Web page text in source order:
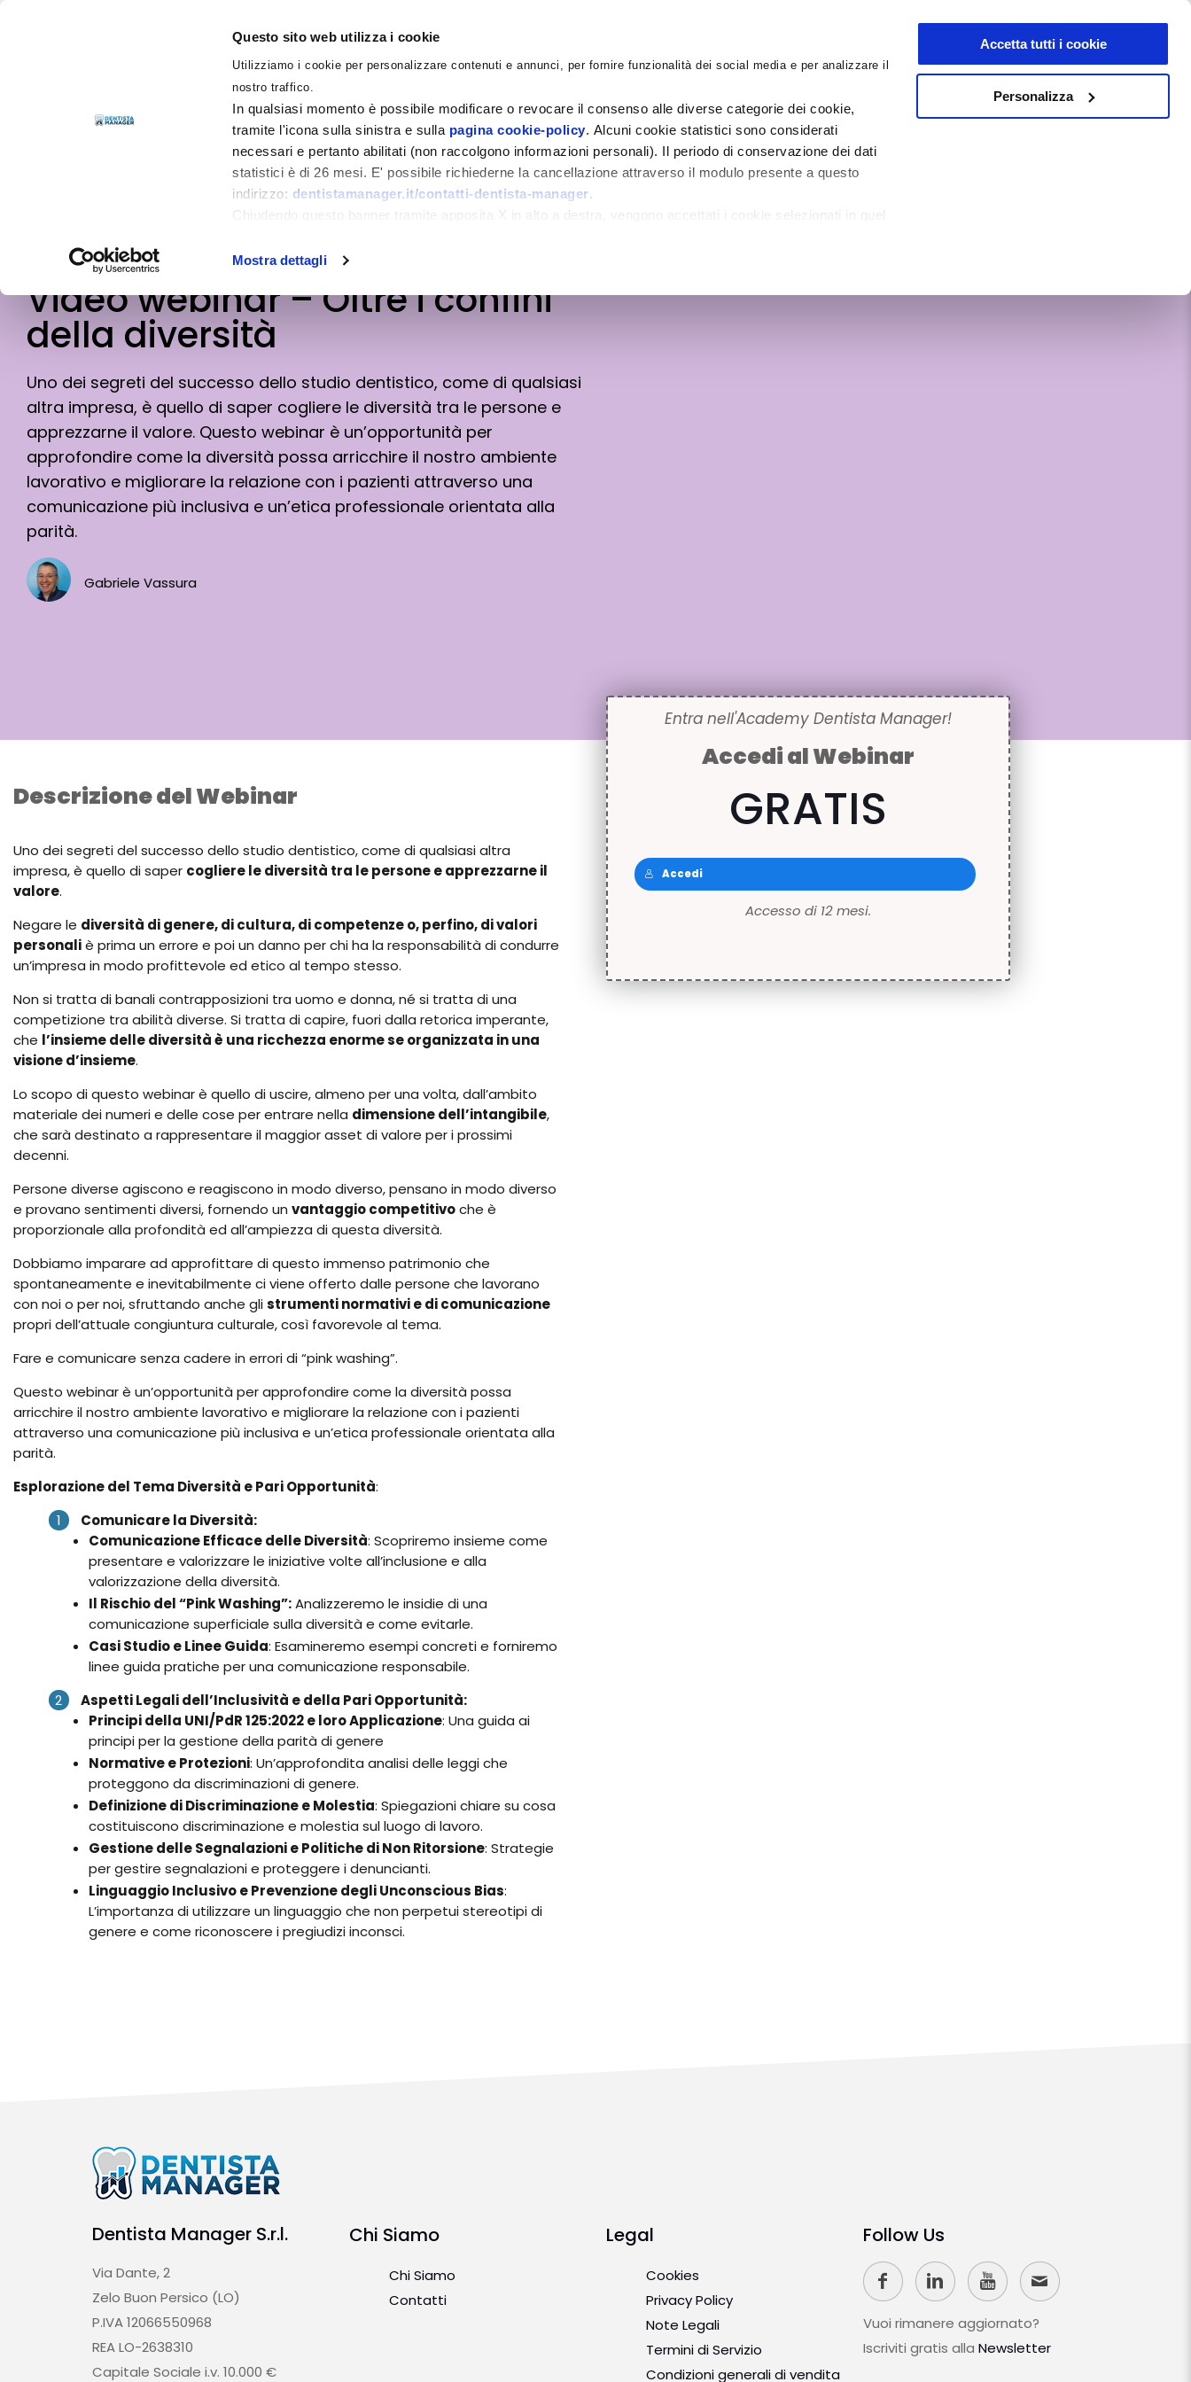
Questo sito web utilizza i cookie
Utilizziamo i cookie per personalizzare contenuti e annunci, per fornire funzionalità dei social media e per analizzare il
nostro traffico.
In qualsiasi momento è possibile modificare o revocare il consenso alle diverse categorie dei cookie,
tramite l'icona sulla sinistra e sulla pagina cookie-policy. Alcuni cookie statistici sono considerati
necessari e pertanto abilitati (non raccolgono informazioni personali). Il periodo di conservazione dei dati
statistici è di 26 mesi. E' possibile richiederne la cancellazione attraverso il modulo presente a questo
indirizzo: dentistamanager.it/contatti-dentista-manager.
Chiudendo questo banner tramite apposita X in alto a destra, vengono accettati i cookie selezionati in quel
Mostra dettagli
Accetta tutti i cookie
Personalizza
LIBRI CORSI ACADEMY CONSULENZE BLOG DOCUMENTI
0 0
Video webinar – Oltre i confini
della diversità
Uno dei segreti del successo dello studio dentistico, come di qualsiasi
altra impresa, è quello di saper cogliere le diversità tra le persone e
apprezzarne il valore. Questo webinar è un’opportunità per
approfondire come la diversità possa arricchire il nostro ambiente
lavorativo e migliorare la relazione con i pazienti attraverso una
comunicazione più inclusiva e un’etica professionale orientata alla
parità.
Gabriele Vassura
Descrizione del Webinar
Uno dei segreti del successo dello studio dentistico, come di qualsiasi altra
impresa, è quello di saper cogliere le diversità tra le persone e apprezzarne il
valore.
Negare le diversità di genere, di cultura, di competenze o, perfino, di valori
personaliè prima un errore e poi un danno per chi ha la responsabilità di condurre
un’impresa in modo profittevole ed etico al tempo stesso.
Non si tratta di banali contrapposizioni tra uomo e donna, né si tratta di una
competizione tra abilità diverse. Si tratta di capire, fuori dalla retorica imperante,
che l’insieme delle diversità è una ricchezza enorme se organizzata in una
visione d’insieme.
Lo scopo di questo webinar è quello di uscire, almeno per una volta, dall’ambito
materiale dei numeri e delle cose per entrare nella dimensione dell’intangibile,
che sarà destinato a rappresentare il maggior asset di valore per i prossimi
decenni.
Persone diverse agiscono e reagiscono in modo diverso, pensano in modo diverso
e provano sentimenti diversi, fornendo un vantaggio competitivoche è
proporzionale alla profondità ed all’ampiezza di questa diversità.
Dobbiamo imparare ad approfittare di questo immenso patrimonio che
spontaneamente e inevitabilmente ci viene offerto dalle persone che lavorano
con noi o per noi, sfruttando anche glistrumenti normativi e di comunicazione
propri dell’attuale congiuntura culturale, così favorevole al tema.
Fare e comunicare senza cadere in errori di “pink washing”.
Questo webinar è un’opportunità per approfondire come la diversità possa
arricchire il nostro ambiente lavorativo e migliorare la relazione con i pazienti
attraverso una comunicazione più inclusiva e un’etica professionale orientata alla
parità.
Esplorazione del Tema Diversità e Pari Opportunità:
Comunicare la Diversità:
Comunicazione Efficace delle Diversità: Scopriremo insieme come
presentare e valorizzare le iniziative volte all’inclusione e alla
valorizzazione della diversità.
Il Rischio del “Pink Washing”:Analizzeremo le insidie di una
comunicazione superficiale sulla diversità e come evitarle.
Casi Studio e Linee Guida: Esamineremo esempi concreti e forniremo
linee guida pratiche per una comunicazione responsabile.
Aspetti Legali dell’Inclusività e della Pari Opportunità:
Principi della UNI/PdR 125:2022 e loro Applicazione: Una guida ai
principi per la gestione della parità di genere
Normative e Protezioni: Un’approfondita analisi delle leggi che
proteggono da discriminazioni di genere.
Definizione di Discriminazione e Molestia: Spiegazioni chiare su cosa
costituiscono discriminazione e molestia sul luogo di lavoro.
Gestione delle Segnalazioni e Politiche di Non Ritorsione: Strategie
per gestire segnalazioni e proteggere i denuncianti.
Linguaggio Inclusivo e Prevenzione degli Unconscious Bias:
L’importanza di utilizzare un linguaggio che non perpetui stereotipi di
genere e come riconoscere i pregiudizi inconsci.
Entra nell'Academy Dentista Manager!
Accedi al Webinar
GRATIS
Accedi
Accesso di 12 mesi.
Dentista Manager S.r.l.
Via Dante, 2
Zelo Buon Persico (LO)
P.IVA 12066550968
REA LO-2638310
Capitale Sociale i.v. 10.000 €
Follow Us
Vuoi rimanere aggiornato?
Iscriviti gratis alla Newsletter
Chi Siamo
Chi Siamo
Contatti
Legal
Cookies
Privacy Policy
Note Legali
Termini di Servizio
Condizioni generali di vendita